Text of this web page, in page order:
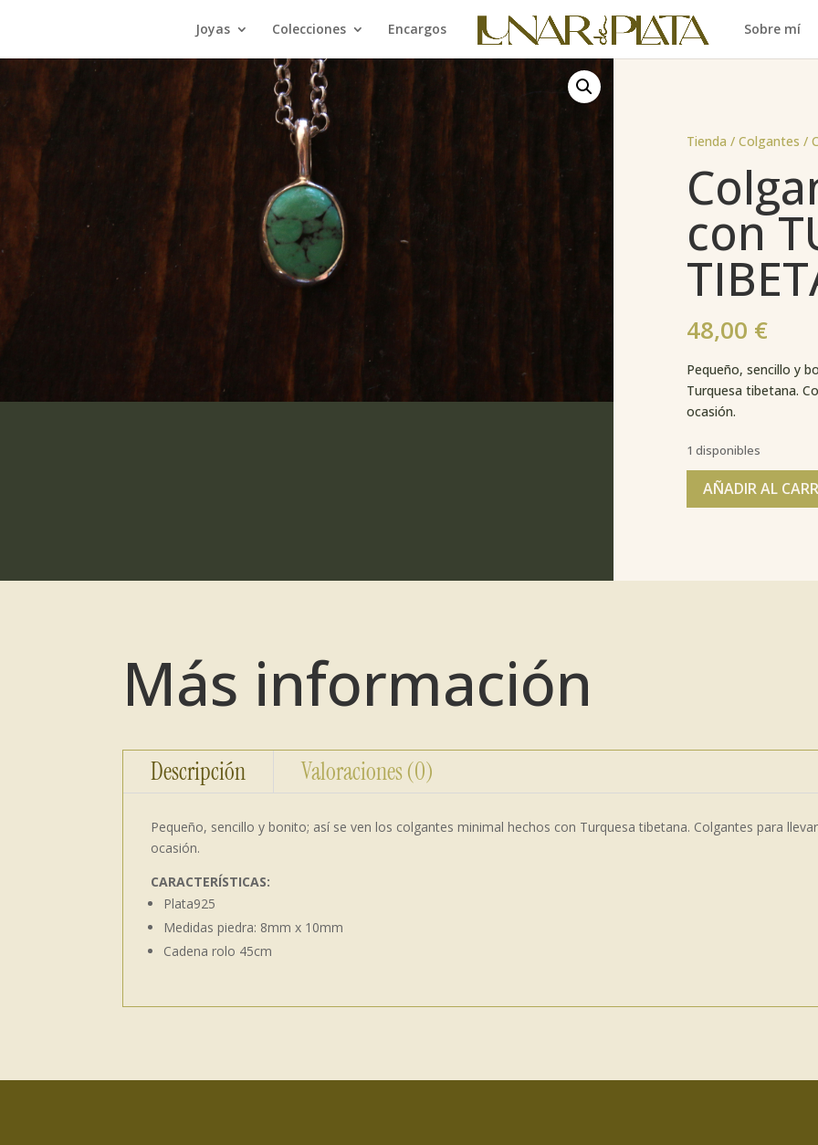
Joyas Colecciones Encargos Sobre mí
Tienda / Colgantes /
con
48,00 €
Pequeño, sencillo y
Turquesa tibetana.
ocasión.
1 disponibles
AÑADIR AL
Más información
Descripción Valoraciones (0)
Pequeño, sencillo y bonito; así se ven los colgantes minimal hechos con Turquesa tibetana. Colgantes para
ocasión.
CARACTERÍSTICAS:
Plata925
Medidas piedra: 8mm x 10mm
Cadena rolo 45cm